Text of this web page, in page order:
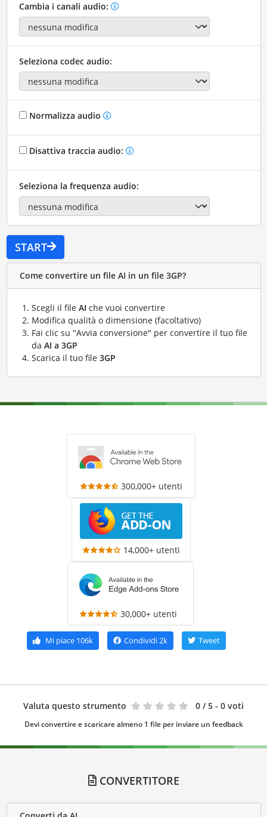
Cambia i canali audio:
Seleziona codec audio:
Normalizza audio
Disattiva traccia audio:
Seleziona la frequenza audio:
START
Come convertire un file AI in un file 3GP?
Scegli il file AI che vuoi convertire
Modifica qualità o dimensione (facoltativo)
Fai clic su "Avvia conversione" per convertire il tuo file
da AI a 3GP
Scarica il tuo file 3GP
300,000+ utenti
14,000+ utenti
30,000+ utenti
Mi piace 106k Condividi2k Tweet
Valuta questo strumento 0 / 5 - 0 voti
Devi convertire e scaricare almeno 1 file per inviare un feedback
CONVERTITORE